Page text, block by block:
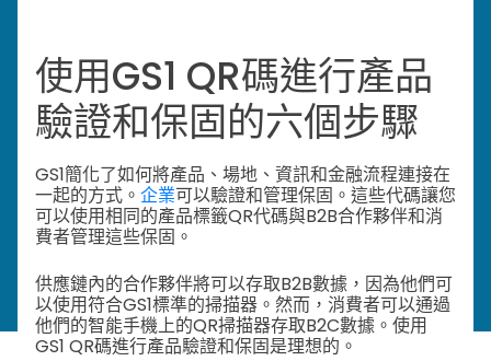
使用GS1 QR碼進行產品
驗證和保固的六個步驟
GS1簡化了如何將產品、場地、資訊和金融流程連接在
一起的方式。 企業可以驗證和管理保固。這些代碼讓您
可以使用相同的產品標籤QR代碼與B2B合作夥伴和消
費者管理這些保固。
供應鏈內的合作夥伴將可以存取B2B數據，因為他們可
以使用符合GS1標準的掃描器。然而，消費者可以通過
他們的智能手機上的QR掃描器存取B2C數據。使用
GS1 QR碼進行產品驗證和保固是理想的。